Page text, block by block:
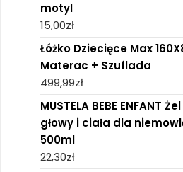
motyl
15,00zł
Łóżko Dziecięce Max
Materac + Szuflada
499,99zł
MUSTELA BEBE ENFANT
głowy i ciała dla
500ml
22,30zł